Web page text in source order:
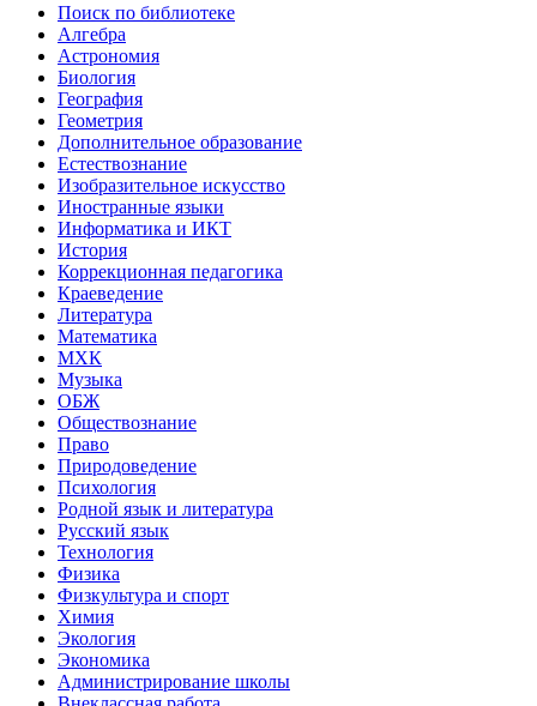
Поиск по библиотеке
Алгебра
Астрономия
Биология
География
Геометрия
Дополнительное образование
Естествознание
Изобразительное искусство
Иностранные языки
Информатика и ИКТ
История
Коррекционная педагогика
Краеведение
Литература
Математика
МХК
Музыка
ОБЖ
Обществознание
Право
Природоведение
Психология
Родной язык и литература
Русский язык
Технология
Физика
Физкультура и спорт
Химия
Экология
Экономика
Администрирование школы